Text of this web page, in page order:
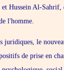
et Hussein Al-
l'homme.
juridiques, le
de prise en